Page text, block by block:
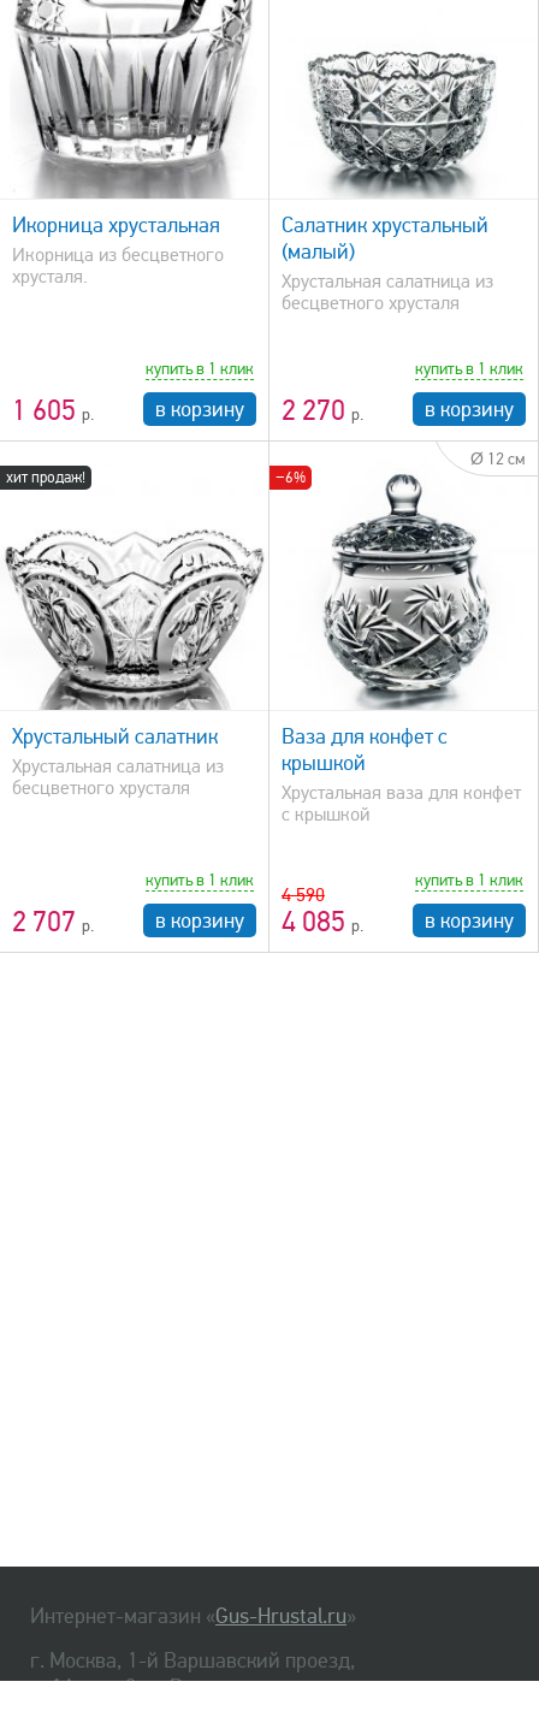
Икорница хрустальная
Икорница из бесцветного
хрусталя.
1 605
купить в 1 клик
в корзину
быстрый просмотр
Салатник хрустальный
(малый)
Хрустальная салатница из
бесцветного хрусталя
2 270
купить в 1 клик
в корзину
хит продаж!
Хрустальный салатник
Хрустальная салатница из
бесцветного хрусталя
2 707
купить в 1 клик
в корзину
−6%
Ø 12 см
быстрый просмотр
Ваза для конфет с
крышкой
Хрустальная ваза для конфет
с крышкой
4 590
4 085
купить в 1 клик
в корзину
Интернет-магазин «Gus-Hrustal.ru»
г. Москва, 1-й Варшавский проезд,
д. 1А, стр. 3, м. Варшавская